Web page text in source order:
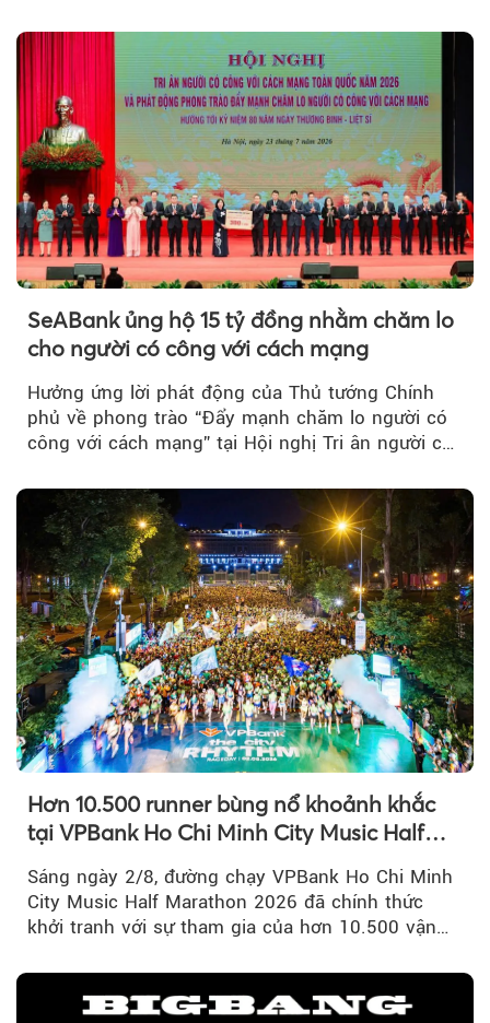
SeABank ủng hộ 15 tỷ đồng nhằm chăm lo
cho người có công với cách mạng
Hưởng ứng lời phát động của Thủ tướng Chính
phủ về phong trào “Đẩy mạnh chăm lo người có
công với cách mạng” tại Hội nghị Tri ân người có
Hơn 10.500 runner bùng nổ khoảnh khắc
tại VPBank Ho Chi Minh City Music Half
Sáng ngày 2/8, đường chạy VPBank Ho Chi Minh
City Music Half Marathon 2026 đã chính thức
khởi tranh với sự tham gia của hơn 10.500 vận